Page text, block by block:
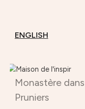
ENGLISH
Monastère
Pruniers